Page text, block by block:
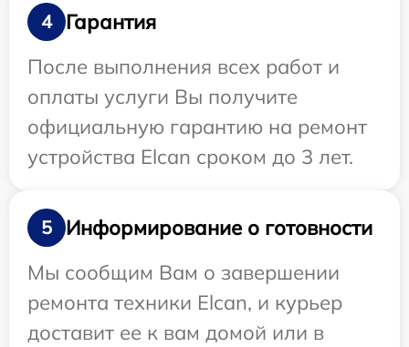
4
Гарантия
После выполнения всех работ и
оплаты услуги Вы получите
официальную гарантию на ремонт
устройства Elcan сроком до 3 лет.
5
Информирование о готовности
Мы сообщим Вам о завершении
ремонта техники Elcan, и курьер
доставит ее к вам домой или в